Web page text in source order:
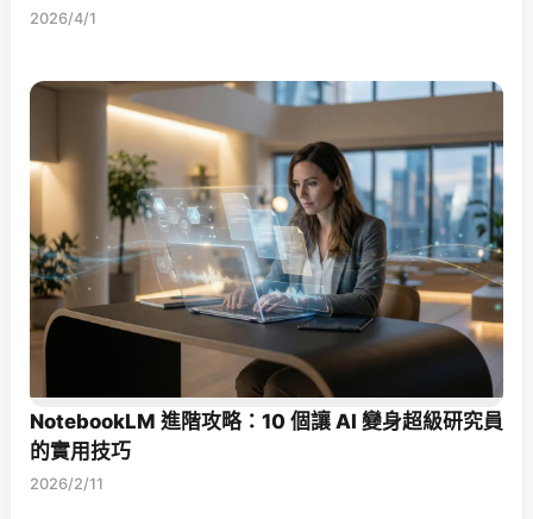
2026/4/1
NotebookLM 進階攻略：10 個讓 AI 變身超級研究員
的實用技巧
2026/2/11